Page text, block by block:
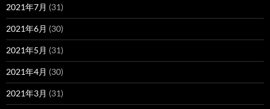
2021年7月 (31)
2021年6月 (30)
2021年5月 (31)
2021年4月 (30)
2021年3月 (31)